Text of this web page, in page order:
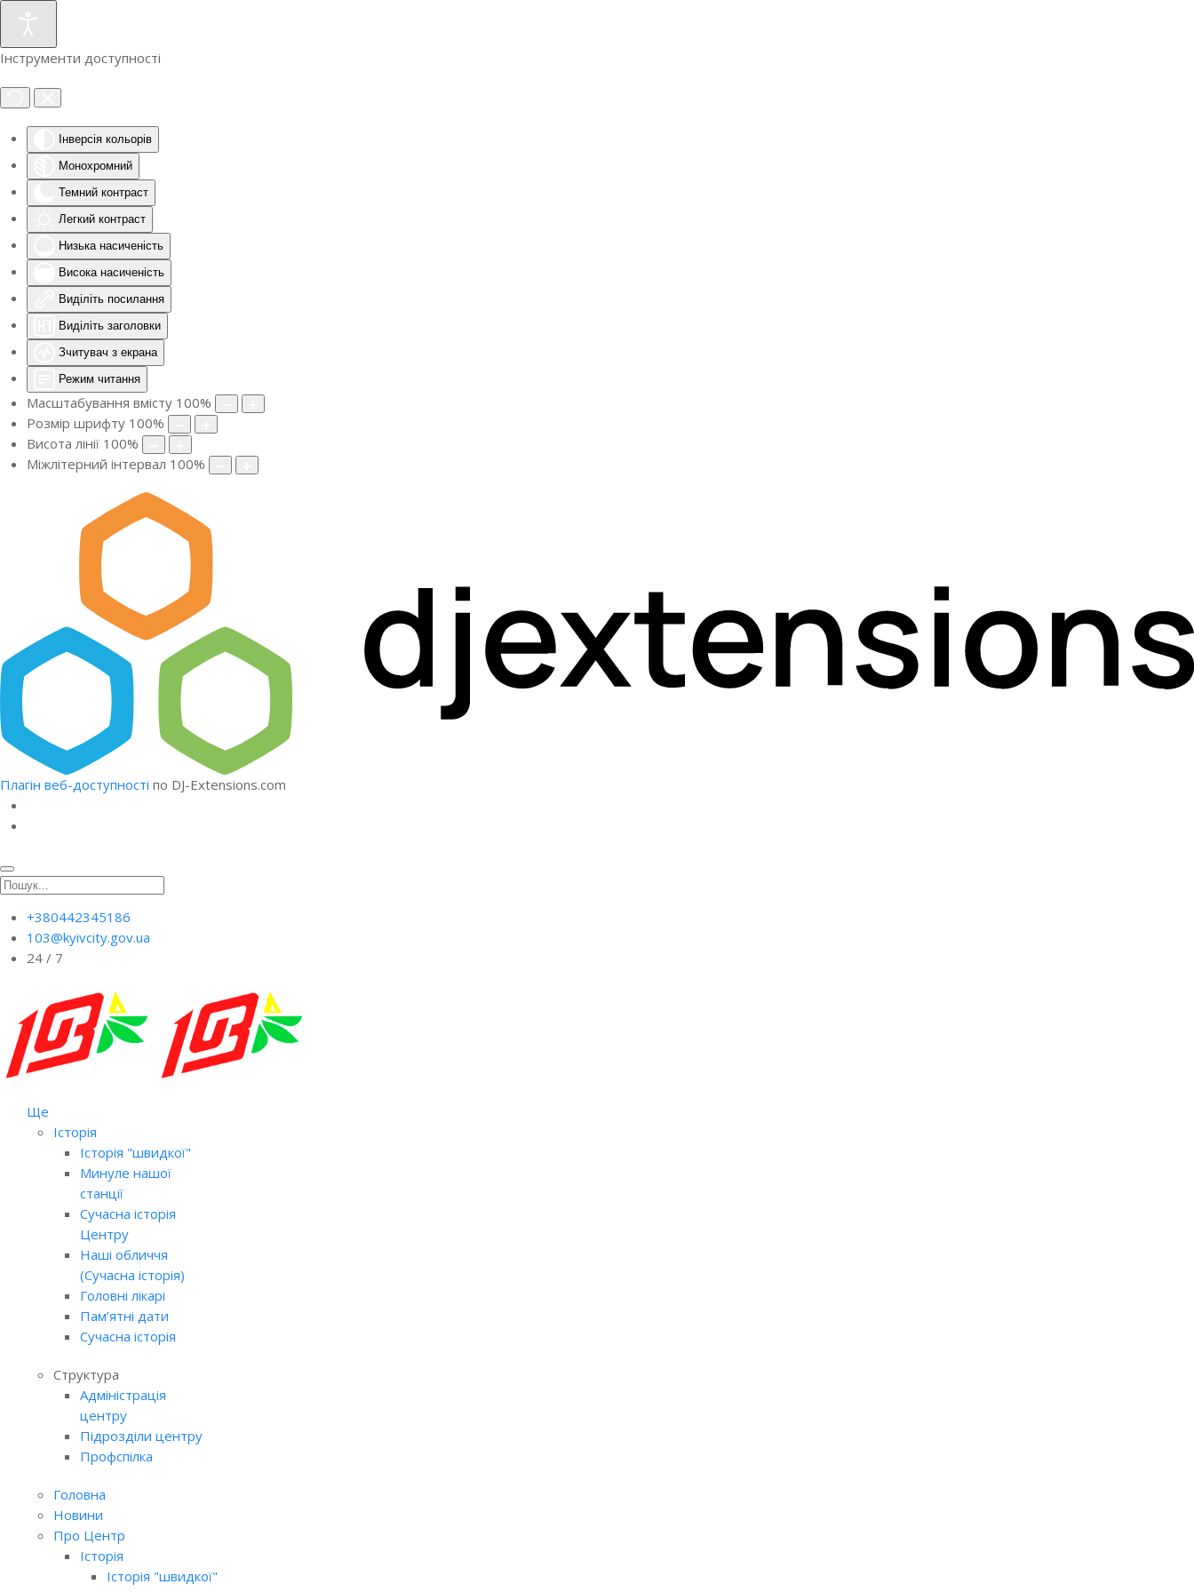
Інструменти доступності
Інверсія кольорів
Монохромний
Темний контраст
Легкий контраст
Низька насиченість
Висока насиченість
Виділіть посилання
Виділіть заголовки
Зчитувач з екрана
Режим читання
Масштабування вмісту 100%
Розмір шрифту 100%
Висота лінії 100%
Міжлітерний інтервал 100%
Плагін веб-доступності по DJ-Extensions.com
+380442345186
103@kyivcity.gov.ua
24 / 7
Ще
Історія
Історія "швидкої"
Минуле нашої
станції
Сучасна історія
Центру
Наші обличчя
(Сучасна історія)
Головні лікарі
Пам’ятні дати
Сучасна історія
Структура
Адміністрація
центру
Підрозділи центру
Профспілка
Головна
Новини
Про Центр
Історія
Історія "швидкої"